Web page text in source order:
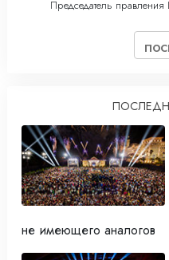
Председатель правления
не имеющего аналогов